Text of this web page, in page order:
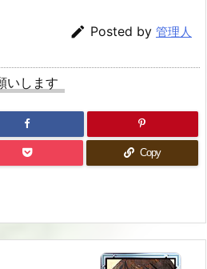
 Posted by 管理人
いします
Copy